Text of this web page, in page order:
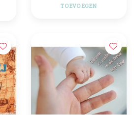
TOEVOEGEN